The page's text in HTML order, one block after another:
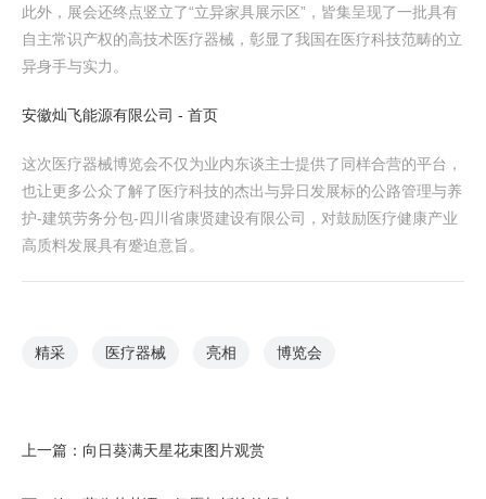
此外，展会还终点竖立了“立异家具展示区”，皆集呈现了一批具有
自主常识产权的高技术医疗器械，彰显了我国在医疗科技范畴的立
异身手与实力。
安徽灿飞能源有限公司 - 首页
这次医疗器械博览会不仅为业内东谈主士提供了同样合营的平台，
也让更多公众了解了医疗科技的杰出与异日发展标的公路管理与养
护-建筑劳务分包-四川省康贤建设有限公司，对鼓励医疗健康产业
高质料发展具有蹙迫意旨。
精采 医疗器械 亮相 博览会
上一篇： 向日葵满天星花束图片观赏